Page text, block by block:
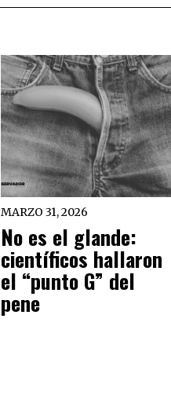
MARZO 31, 2026
No es el glande:
científicos hallaron
el “punto G” del
pene